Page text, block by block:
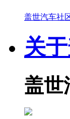
盖世汽车社
关
盖世